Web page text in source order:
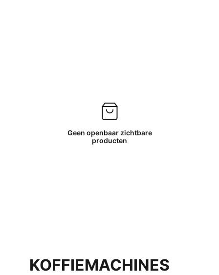
Geen openbaar zichtbare
producten
KOFFIEMACHINES